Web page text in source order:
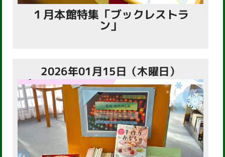
１月本館特集「ブックレストラ
ン」
2026年01月15日（木曜日）